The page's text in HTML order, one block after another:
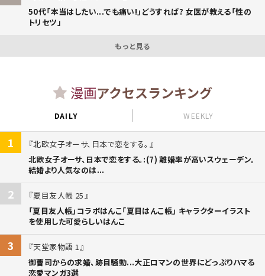
50代「本当はしたい...でも痛い!」どうすれば? 女医が教える「性の
トリセツ」
もっと見る
漫画アクセスランキング
DAILY WEEKLY
1
北欧女子オーサ、日本で恋をする。
北欧女子オーサ、日本で恋をする。:(7) 離婚率が高いスウェーデン。
結婚より人気なのは...
2
夏目友人帳 25
「夏目友人帳」コラボはんこ「夏目はんこ帳」 キャラクターイラスト
を使用した可愛らしいはんこ
3
天堂家物語 1
御曹司からの求婚、跡目騒動...大正ロマンの世界にどっぷりハマる
恋愛マンガ3選